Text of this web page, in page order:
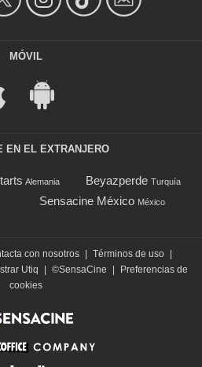
MÓVIL
EN EL EXTRANJERO
Alemania Beyazperde Turquía
Sensacine México México
con nosotros Términos de uso
Utiq ©SensaCine
Preferencias de
cookies